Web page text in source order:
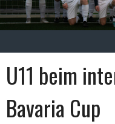
U11 beim
Bavaria Cup